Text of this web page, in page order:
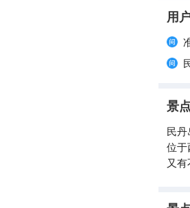
用
景
民
位于
又